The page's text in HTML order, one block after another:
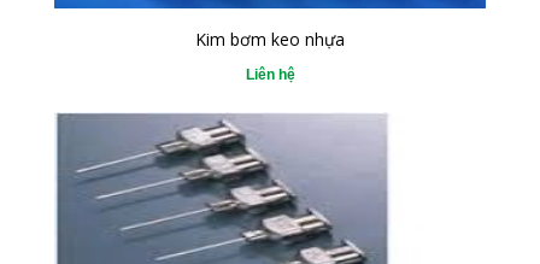
Kim bơm keo nhựa
Liên hệ